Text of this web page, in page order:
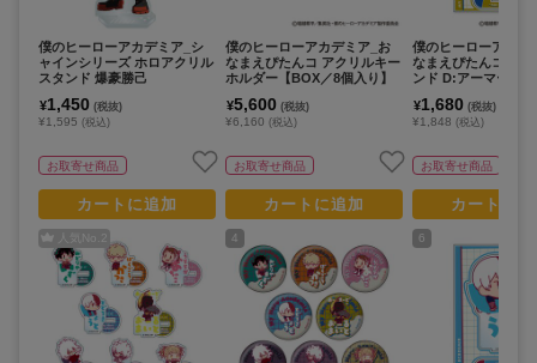
僕のヒーローアカデミア_シ
ャインシリーズ ホロアクリル
スタンド 爆豪勝己
¥1,450 (税抜)
¥1,595 (税込)
お取寄せ商品
カートに追加
人気No. 2
僕のヒーローアカデミア_お
なまえぴたんコ アクリルキー
ホルダー【BOX／8個入り】
¥5,600 (税抜)
¥6,160 (税込)
お取寄せ商品
カートに追加
4
僕のヒーローアカデ
なまえぴたんコ ア
ンド D:アーマード
¥1,680 (税抜)
¥1,848 (税込)
お取寄せ商品
カートに
6